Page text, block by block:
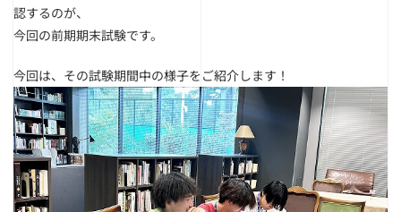
認するのが、
今回の前期期末試験です。
今回は、その試験期間中の様子をご紹介します！